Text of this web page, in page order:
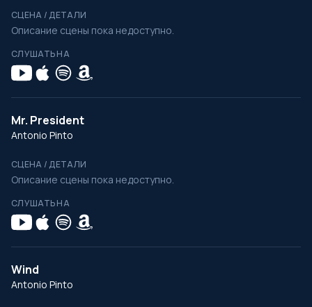
СЦЕНА / ДЕТАЛИ
Описание сцены пока недоступно.
СЛУШАТЬ НА
Mr. President
Antonio Pinto
СЦЕНА / ДЕТАЛИ
Описание сцены пока недоступно.
СЛУШАТЬ НА
Wind
Antonio Pinto